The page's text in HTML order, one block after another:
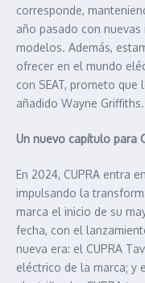
corresponde,
año pasado con
modelos. Además,
ofrecer en el mundo
con SEAT, prometo
añadido Wayne Griffiths.
Un nuevo capítulo para
En 2024, CUPRA entra
impulsando la
marca el inicio de su
fecha, con el
nueva era: el CUPRA
eléctrico de la marca; y